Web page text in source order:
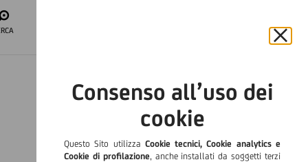
ACCESSO
AREA CLIENTI
Consenso all’uso dei
cookie
Questo Sito utilizza Cookie tecnici, Cookie analytics e
Cookie di profilazione, anche installati da soggetti terzi